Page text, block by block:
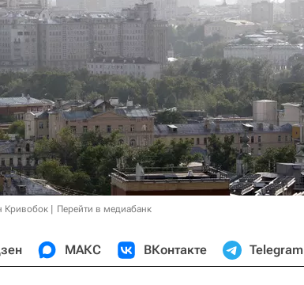
Кривобок Перейти в медиабанк
МАКС ВКонтакте Telegram